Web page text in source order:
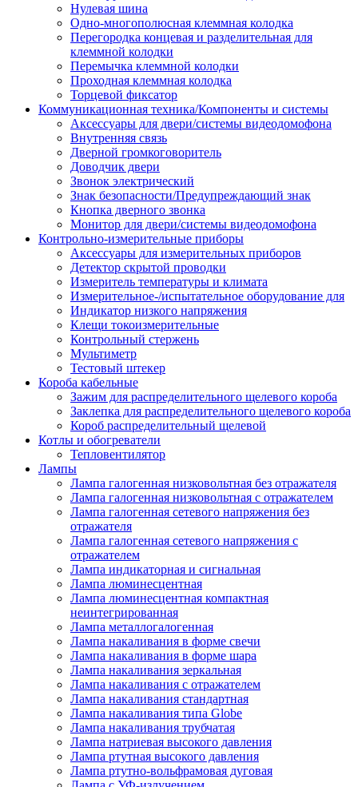
Нулевая шина
Одно-многополюсная клеммная колодка
Перегородка концевая и разделительная для
клеммной колодки
Перемычка клеммной колодки
Проходная клеммная колодка
Торцевой фиксатор
Коммуникационная техника/Компоненты и системы
Аксессуары для двери/системы видеодомофона
Внутренняя связь
Дверной громкоговоритель
Доводчик двери
Звонок электрический
Знак безопасности/Предупреждающий знак
Кнопка дверного звонка
Монитор для двери/системы видеодомофона
Контрольно-измерительные приборы
Аксессуары для измерительных приборов
Детектор скрытой проводки
Измеритель температуры и климата
Измерительное-/испытательное оборудование для
Индикатор низкого напряжения
Клещи токоизмерительные
Контрольный стержень
Мультиметр
Тестовый штекер
Короба кабельные
Зажим для распределительного щелевого короба
Заклепка для распределительного щелевого короба
Короб распределительный щелевой
Котлы и обогреватели
Тепловентилятор
Лампы
Лампа галогенная низковольтная без отражателя
Лампа галогенная низковольтная с отражателем
Лампа галогенная сетевого напряжения без
отражателя
Лампа галогенная сетевого напряжения с
отражателем
Лампа индикаторная и сигнальная
Лампа люминесцентная
Лампа люминесцентная компактная
неинтегрированная
Лампа металлогалогенная
Лампа накаливания в форме свечи
Лампа накаливания в форме шара
Лампа накаливания зеркальная
Лампа накаливания с отражателем
Лампа накаливания стандартная
Лампа накаливания типа Globe
Лампа накаливания трубчатая
Лампа натриевая высокого давления
Лампа ртутная высокого давления
Лампа ртутно-вольфрамовая дуговая